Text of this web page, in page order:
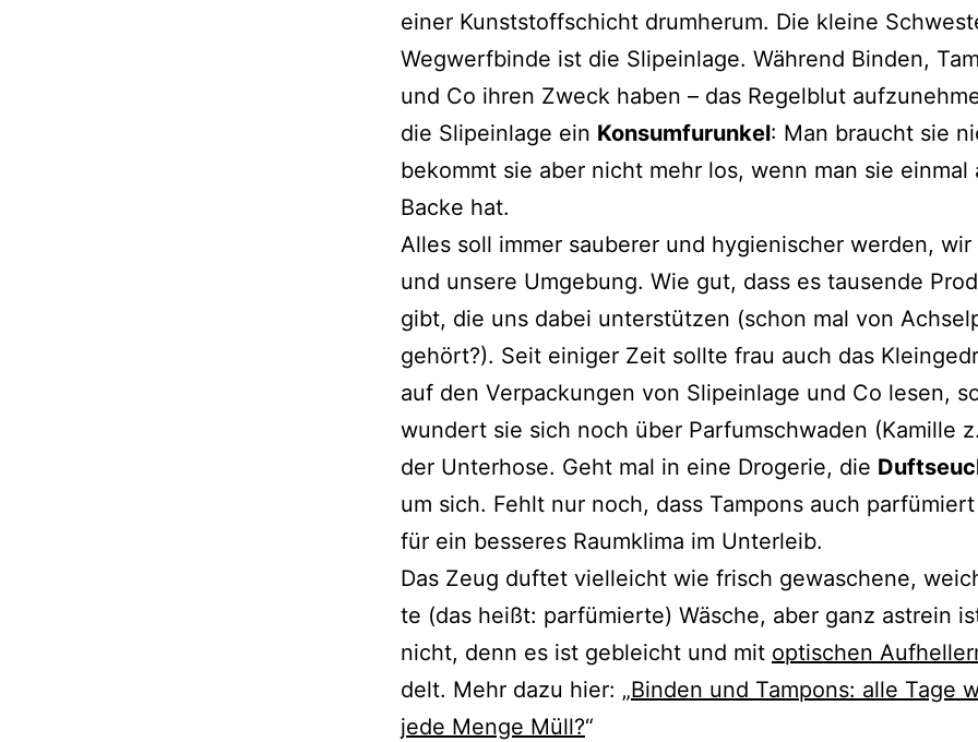
einer Kunststoffschicht drum­her­um. Die klei­ne
Wegwerfbinde ist die Slipeinlage. Während Binden,
und Co ihren Zweck haben – das Regelblut
die Slipeinlage ein Konsumfurunkel: Man braucht sie
bekommt sie aber nicht mehr los, wenn man sie ein­mal
Backe hat.
Alles soll immer sau­be­rer und hygie­ni­scher wer­den, wir
und unse­re Umgebung. Wie gut, dass es tau­sen­de
gibt, die uns dabei unter­stüt­zen (schon mal von
gehört?). Seit eini­ger Zeit soll­te frau auch das
auf den Verpackungen von Slipeinlage und Co lesen,
wun­dert sie sich noch über Parfumschwaden (Kamille
der Unterhose. Geht mal in eine Drogerie, die
um sich. Fehlt nur noch, dass Tampons auch
für ein bes­se­res Raumklima im Unterleib.
Das Zeug duf­tet viel­leicht wie frisch gewa­sche­ne,
te (das heißt: par­fü­mier­te) Wäsche, aber ganz ast­rein
nicht, denn es ist gebleicht und mit opti­schen
delt. Mehr dazu hier: „Binden und Tampons: alle Tage
jede Menge Müll?“